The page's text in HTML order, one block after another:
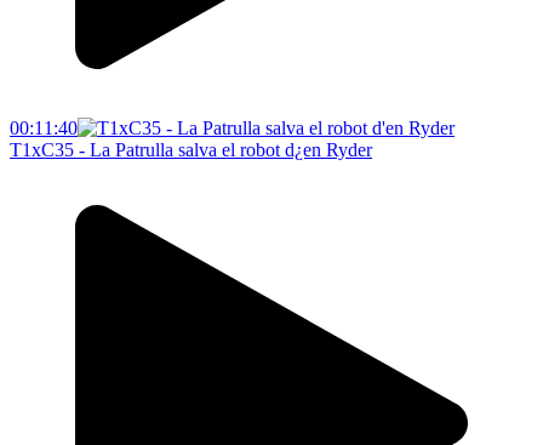
00:11:40
T1xC35 - La Patrulla salva el robot d¿en Ryder